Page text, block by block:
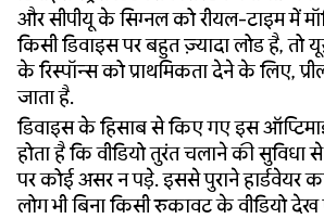
और सीपीयू के सिग्नल को रीयल-टाइम में
किसी डिवाइस पर बहुत ज़्यादा लोड है,
के रिस्पॉन्स को प्राथमिकता देने के लिए,
जाता है.
डिवाइस के हिसाब से किए गए इस
होता है कि वीडियो तुरंत चलाने की सुविधा
पर कोई असर न पड़े. इससे पुराने हार्डवेयर
लोग भी बिना किसी रुकावट के वीडियो देख